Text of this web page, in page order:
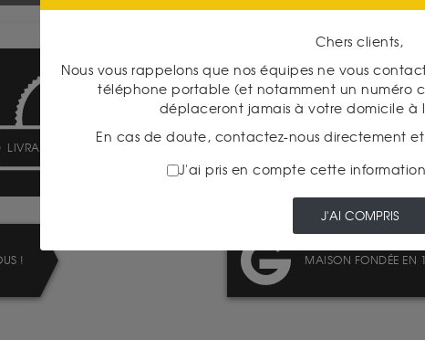
LIVRAISON ASSURÉE
TRANSPARENCE DES
! MAISON FONDÉE EN
Chers clients,
Nous vous rappelons que nos équipes ne vous
téléphone portable (et notamment un numéro
déplaceront jamais à votre domicile à
En cas de doute, contactez-nous directement
J'ai pris en compte cette
J'AI COMPRIS